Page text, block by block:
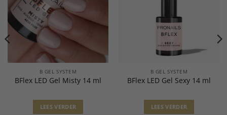
B GEL SYSTEM
BFlex LED Gel Misty 14 ml
LEES VERDER
B GEL SYSTEM
BFlex LED Gel Sexy 14 ml
LEES VERDER